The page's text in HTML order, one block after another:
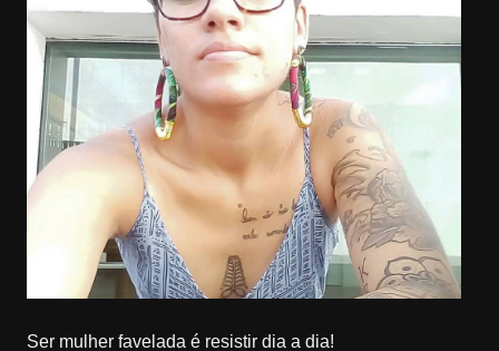
Ser mulher favelada é resistir dia a dia!